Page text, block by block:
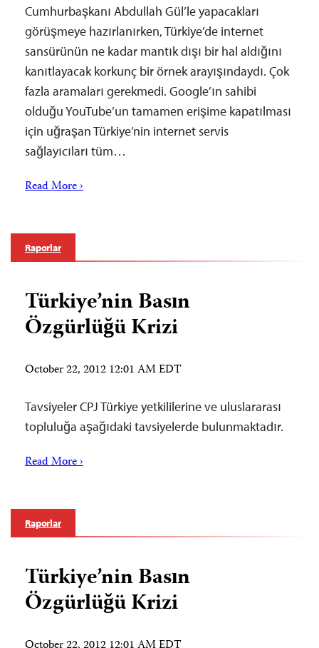
Cumhurbaşkanı Abdullah Gül’le yapacakları
görüşmeye hazırlanırken, Türkiye’de internet
sansürünün ne kadar mantık dışı bir hal aldığını
kanıtlayacak korkunç bir örnek arayışındaydı. Çok
fazla aramaları gerekmedi. Google’ın sahibi
olduğu YouTube’un tamamen erişime kapatılması
için uğraşan Türkiye’nin internet servis
sağlayıcıları tüm…
Read More ›
Raporlar
Türkiye’nin Basın
Özgürlüğü Krizi
October 22, 2012 12:01 AM EDT
Tavsiyeler CPJ Türkiye yetkililerine ve uluslararası
topluluğa aşağıdaki tavsiyelerde bulunmaktadır.
Read More ›
Raporlar
Türkiye’nin Basın
Özgürlüğü Krizi